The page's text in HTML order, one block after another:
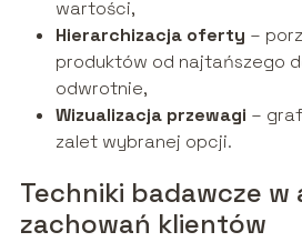
wartości,
Hierarchizacja oferty –
produktów od najtańszego
odwrotnie,
Wizualizacja przewagi –
zalet wybranej opcji.
Techniki badawcze w
zachowań klientów